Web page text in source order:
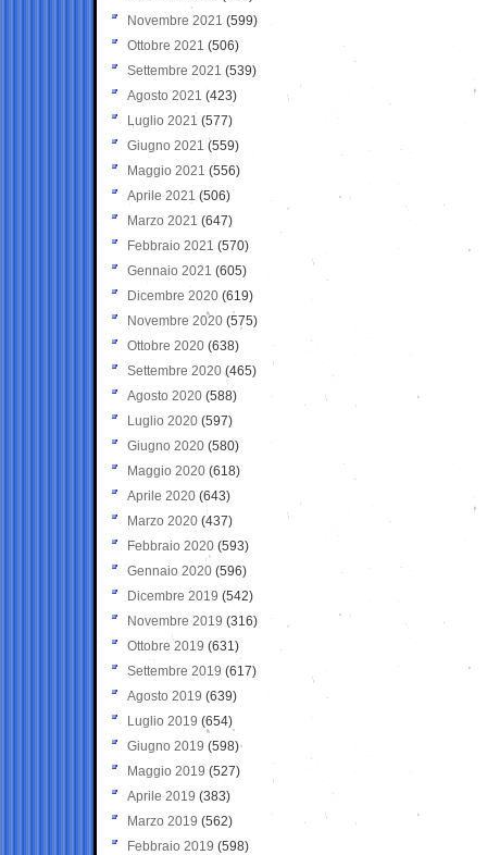
Novembre 2021 (599)
Ottobre 2021 (506)
Settembre 2021 (539)
Agosto 2021 (423)
Luglio 2021 (577)
Giugno 2021(559)
Maggio 2021 (556)
Aprile 2021 (506)
Marzo 2021 (647)
Febbraio 2021 (570)
Gennaio 2021 (605)
Dicembre 2020 (619)
Novembre 2020 (575)
Ottobre 2020 (638)
Settembre 2020(465)
Agosto 2020 (588)
Luglio 2020 (597)
Giugno 2020 (580)
Maggio 2020 (618)
Aprile 2020 (643)
Marzo 2020 (437)
Febbraio 2020 (593)
Gennaio 2020 (596)
Dicembre 2019 (542)
Novembre 2019 (316)
Ottobre 2019 (631)
Settembre 2019 (617)
Agosto 2019 (639)
Luglio 2019 (654)
Giugno 2019 (598)
Maggio 2019 (527)
Aprile 2019 (383)
Marzo 2019 (562)
Febbraio 2019 (598)